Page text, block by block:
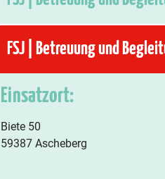
FSJ | Betreuung und
Einsatzort:
Biete 50
59387 Ascheberg